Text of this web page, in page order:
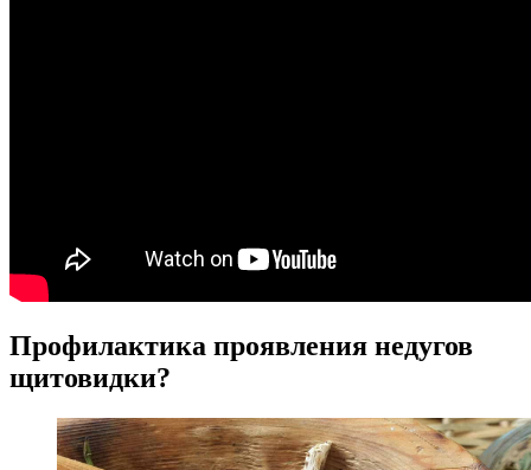
Профилактика проявления недугов
щитовидки?